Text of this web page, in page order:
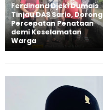
Ferdinand Djeki Dumais
Tinjau DAS Sario, Dorong
Percepatan Penataan
demi Keselamatan
Warga